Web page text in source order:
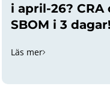
i april-26? CRA
SBOM i 3 dagar!
Läs mer